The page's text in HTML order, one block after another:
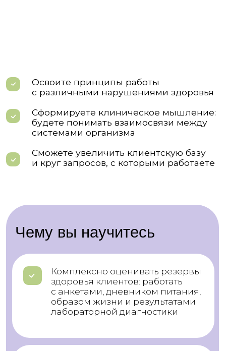
Давать персонализированные
рекомендации по питанию,
образу жизни
и нутрицевтической поддержке
Формировать системное
нутрициологическое мышление:
Практикум с реальным клиентом
под руководством эксперта-
нутрициолога
45 технологий — готовых
безмедикаментозного